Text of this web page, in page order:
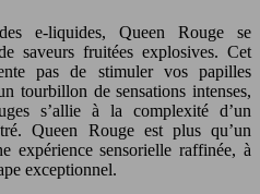
e-liquides, Queen Rouge se
saveurs fruitées explosives. Cet
pas de stimuler vos papilles
tourbillon de sensations intenses,
s’allie à la complexité d’un
Queen Rouge est plus qu’un
expérience sensorielle raffinée, à
exceptionnel.